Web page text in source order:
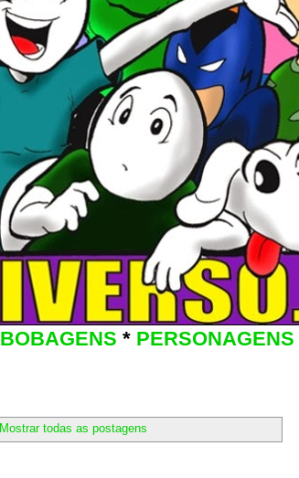
BOBAGENS * PERSONAGENS
Mostrar todas as postagens